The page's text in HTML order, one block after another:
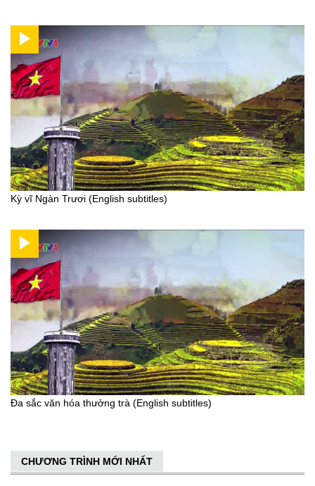
Kỳ vĩ Ngàn Trươi (English subtitles)
Đa sắc văn hóa thưởng trà (English subtitles)
CHƯƠNG TRÌNH MỚI NHẤT